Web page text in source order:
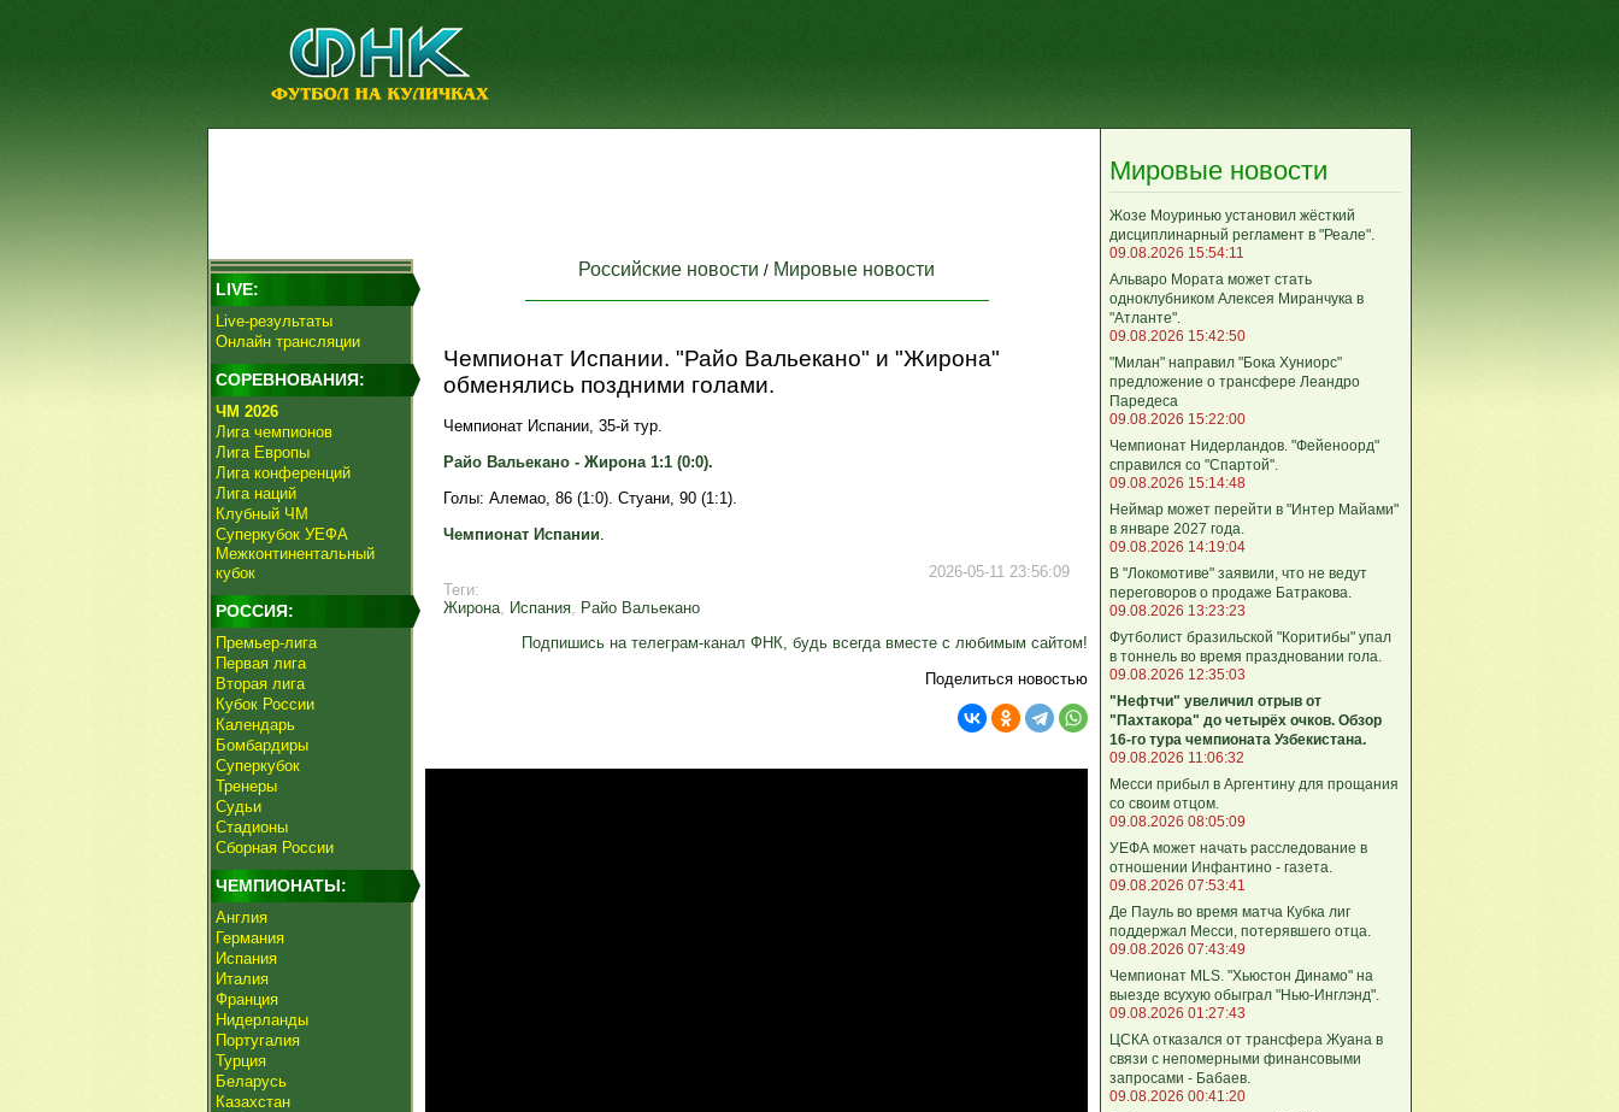
LIVE:
Live-результаты
Онлайн трансляции
СОРЕВНОВАНИЯ:
ЧМ 2026
Лига чемпионов
Лига Европы
Лига конференций
Лига наций
Клубный ЧМ
Суперкубок УЕФА
Межконтинентальный
кубок
РОССИЯ:
Премьер-лига
Первая лига
Вторая лига
Кубок России
Календарь
Бомбардиры
Суперкубок
Тренеры
Судьи
Стадионы
Сборная России
ЧЕМПИОНАТЫ:
Англия
Германия
Испания
Италия
Франция
Нидерланды
Португалия
Турция
Беларусь
Казахстан
Российские новости / Мировые новости
Чемпионат Испании. "Райо Вальекано" и "Жирона"
обменялись поздними голами.
Чемпионат Испании, 35-й тур.
Райо Вальекано - Жирона 1:1 (0:0).
Голы: Алемао, 86 (1:0). Стуани, 90 (1:1).
Чемпионат Испании.
2026-05-11 23:56:09
Теги:
Жирона, Испания, Райо Вальекано
Подпишись на телеграм-канал ФНК, будь всегда вместе с любимым сайтом!
Поделиться новостью
Мировые новости
Жозе Моуринью установил жёсткий
дисциплинарный регламент в "Реале".
09.08.2026 15:54:11
Альваро Мората может стать
одноклубником Алексея Миранчука в
"Атланте".
09.08.2026 15:42:50
"Милан" направил "Бока Хуниорс"
предложение о трансфере Леандро
Паредеса
09.08.2026 15:22:00
Чемпионат Нидерландов. "Фейеноорд"
справился со "Спартой".
09.08.2026 15:14:48
Неймар может перейти в "Интер Майами"
в январе 2027 года.
09.08.2026 14:19:04
В "Локомотиве" заявили, что не ведут
переговоров о продаже Батракова.
09.08.2026 13:23:23
Футболист бразильской "Коритибы" упал
в тоннель во время праздновании гола.
09.08.2026 12:35:03
"Нефтчи" увеличил отрыв от
"Пахтакора" до четырёх очков. Обзор
16-го тура чемпионата Узбекистана.
09.08.2026 11:06:32
Месси прибыл в Аргентину для прощания
со своим отцом.
09.08.2026 08:05:09
УЕФА может начать расследование в
отношении Инфантино - газета.
09.08.2026 07:53:41
Де Пауль во время матча Кубка лиг
поддержал Месси, потерявшего отца.
09.08.2026 07:43:49
Чемпионат MLS. "Хьюстон Динамо" на
выезде всухую обыграл "Нью-Инглэнд".
09.08.2026 01:27:43
ЦСКА отказался от трансфера Жуана в
связи с непомерными финансовыми
запросами - Бабаев.
09.08.2026 00:41:20